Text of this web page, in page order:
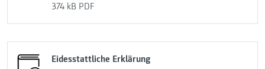
374 kB PDF
Eidesstattliche Erklärung